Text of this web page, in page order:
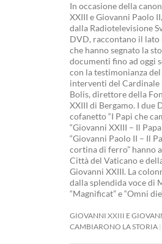
In occasione della
XXIII e Giovanni Paolo
dalla Radiotelevisione
DVD, raccontano il
che hanno segnato la
documenti fino ad oggi
con la testimonianza
interventi del Cardinale
Bolis, direttore della
XXIII di Bergamo. I due
cofanetto “I Papi che
“Giovanni XXIII – Il
“Giovanni Paolo II – Il
cortina di ferro” hanno
Città del Vaticano e
Giovanni XXIII. La
dalla splendida voce di
“Magnificat” e “Omni
GIOVANNI XXIII E
CAMBIARONO LA STORIA